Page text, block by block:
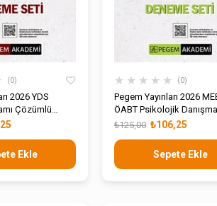
0
2026 YDS
Çözümlü
5-6 Deneme
Ekle
★ ★ ★ ★ ★ 0
Pegem Yayınları 2026
ÖABT Psikolojik
Rehberlik Öğretmenliği
Deneme Seti
₺106,25
₺125,00
Sepete Ekle